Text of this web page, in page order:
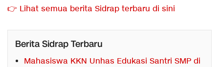
👉 Lihat semua berita Sidrap terbaru di sini
Berita Sidrap Terbaru
Mahasiswa KKN Unhas Edukasi Santri SMP di